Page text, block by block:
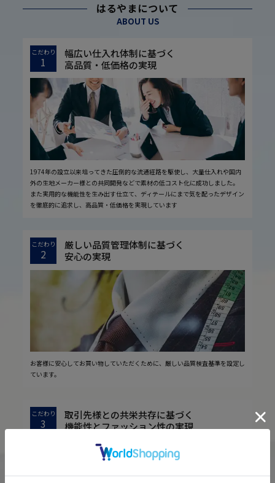
はるやまについて
ABOUT US
こだわり
1
幅広い仕入れ体制に基づく
高品質・低価格の実現
1974年の設立以来培ってきた圧倒的な流通経路を駆使し、大量仕入れや国内
外の生地メーカー様との共同開発などで素材の低コスト化に成功しました。
また実用的な機能性を生み出す仕立て、ディテールにまで気を配ったデザイン
を徹底的に追求し、高品質・低価格を実現しています
こだわり
2
厳しい品質管理体制に基づく
安心の実現
お客様に安心してお買い物していただくために、厳しい品質検査基準を設定し
ています。
こだわり
3
取引先様との共栄共存に基づく
機能性とファッション性の実現